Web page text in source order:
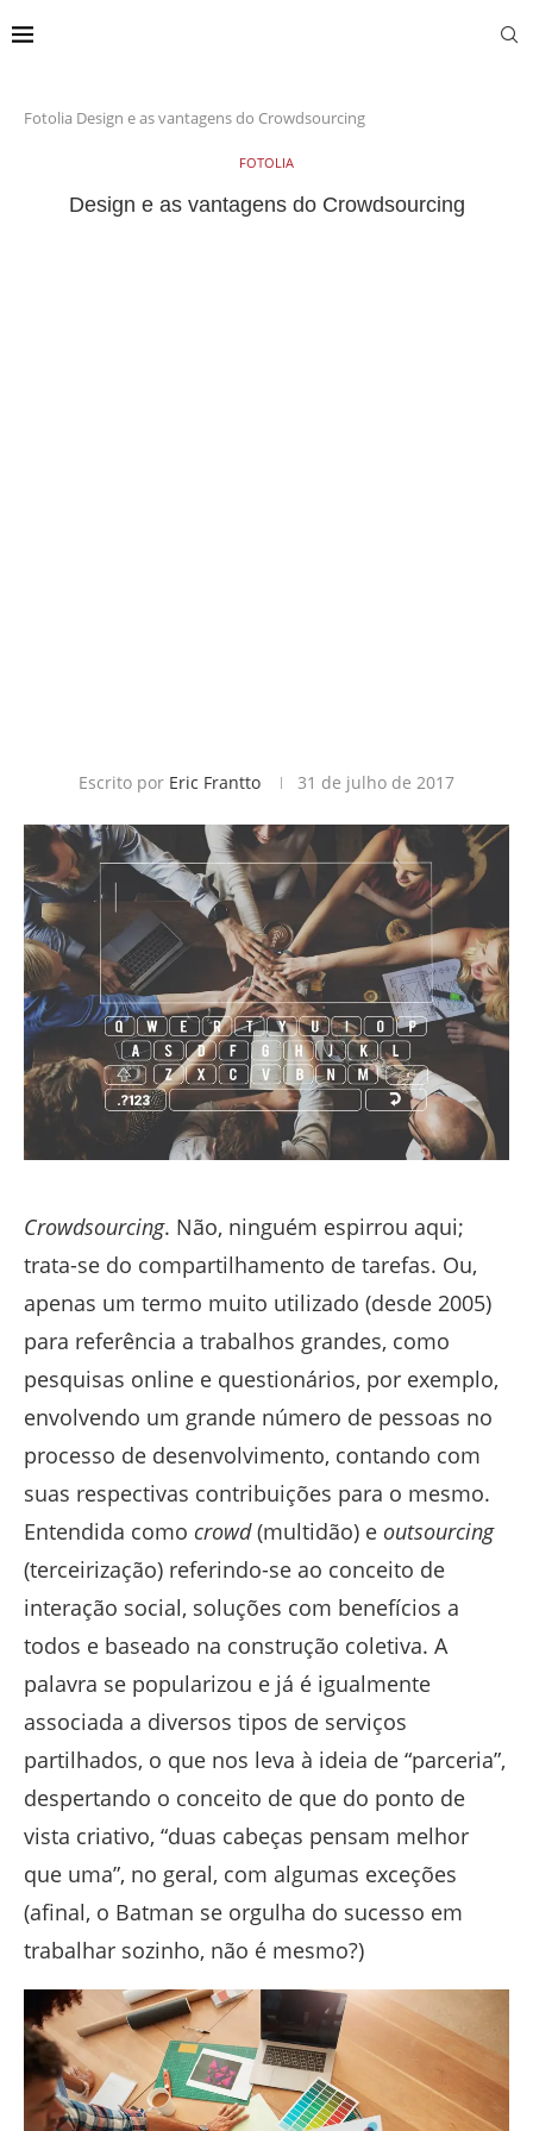
Fotolia Design e as vantagens do Crowdsourcing
FOTOLIA
Design e as vantagens do Crowdsourcing
Escrito por Eric Frantto 31 de julho de 2017
Crowdsourcing. Não, ninguém espirrou aqui;
trata-se do compartilhamento de tarefas. Ou,
apenas um termo muito utilizado (desde 2005)
para referência a trabalhos grandes, como
pesquisas online e questionários, por exemplo,
envolvendo um grande número de pessoas no
processo de desenvolvimento, contando com
suas respectivas contribuições para o mesmo.
Entendida como crowd(multidão) e outsourcing
(terceirização) referindo-se ao conceito de
interação social, soluções com benefícios a
todos e baseado na construção coletiva. A
palavra se popularizou e já é igualmente
associada a diversos tipos de serviços
partilhados, o que nos leva à ideia de “parceria”,
despertando o conceito de que do ponto de
vista criativo, “duas cabeças pensam melhor
que uma”, no geral, com algumas exceções
(afinal, o Batman se orgulha do sucesso em
trabalhar sozinho, não é mesmo?)